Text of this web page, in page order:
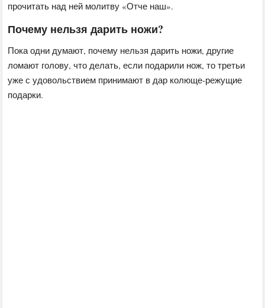
прочитать над ней молитву «Отче наш».
Почему нельзя дарить ножи?
Пока одни думают, почему нельзя дарить ножи, другие
ломают голову, что делать, если подарили нож, то третьи
уже с удовольствием принимают в дар колюще-режущие
подарки.